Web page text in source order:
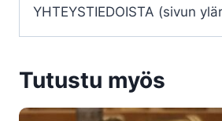
YHTEYSTIEDOISTA (sivun
Tutustu myös